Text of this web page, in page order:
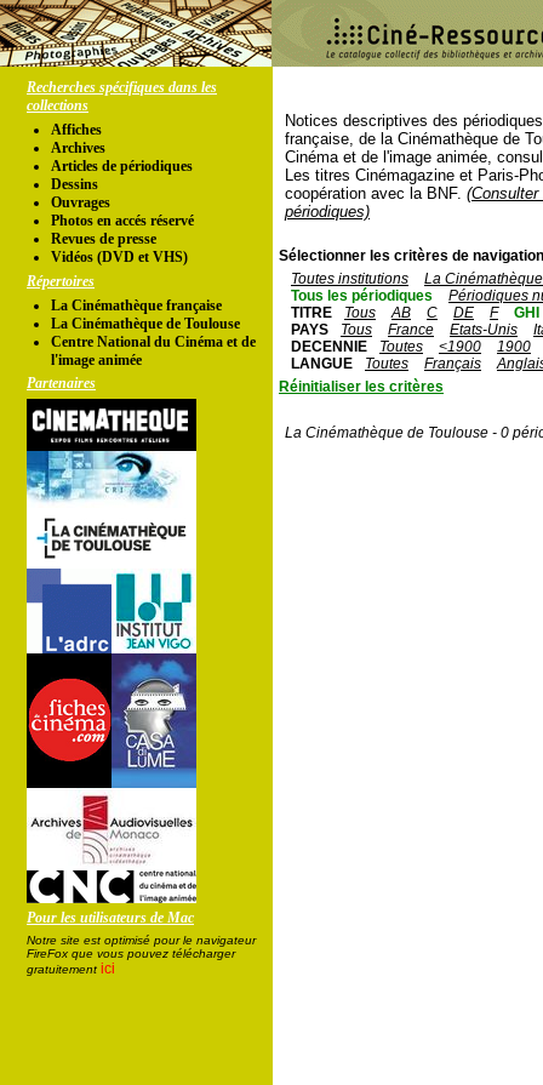
Recherches spécifiques dans les
collections
Affiches
Archives
Articles de périodiques
Dessins
Ouvrages
Photos en accés réservé
Revues de presse
Vidéos (DVD et VHS)
Répertoires
La Cinémathèque française
La Cinémathèque de Toulouse
Centre National du Cinéma et de
l'image animée
Partenaires
Pour les utilisateurs de Mac
Notre site est optimisé pour le navigateur
FireFox que vous pouvez télécharger
gratuitement ici
Notices descriptives des
française, de la Cinémathèque de
Cinéma et de l'image animée,
Les titres Cinémagazine et Paris-
coopération avec la BNF.
périodiques)
Sélectionner les critères de
Toutes institutions
La
Tous les périodiques
Périodiques
TITRE
Tous AB C DE F
GHI
PAYS
Tous France Etats-Unis
DECENNIE
Toutes <1900
1900
LANGUE
Toutes Français
Réinitialiser les critères
La Cinémathèque de Toulouse - 0